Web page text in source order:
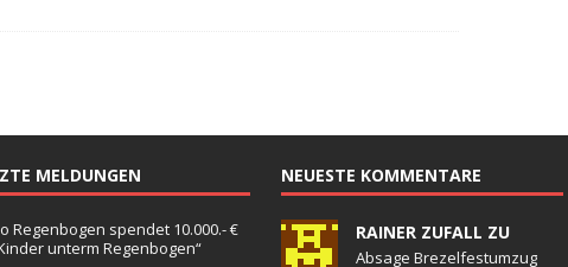
MELDUNGEN
Regenbogen spendet 10.000.- €
unterm Regenbogen“
NEUESTE KOMMENTARE
RAINER ZUFALL ZU
Absage Brezelfestumzug